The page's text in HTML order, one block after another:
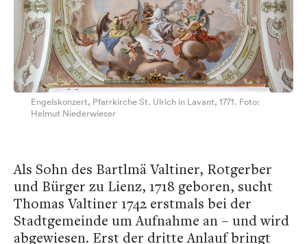
Engelskonzert, Pfarrkirche St. Ulrich in Lavant, 1771. Foto:
Helmut Niederwieser
Als Sohn des Bartlmä Valtiner, Rotgerber
und Bürger zu Lienz, 1718 geboren, sucht
Thomas Valtiner 1742 erstmals bei der
Stadtgemeinde um Aufnahme an – und wird
abgewiesen. Erst der dritte Anlauf bringt